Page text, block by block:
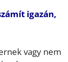
igazán,
vagy nem